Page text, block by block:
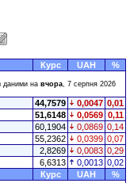
Курс UAH %
даними на вчора, 7 серпня 2026
44,7579 0,0047 0,01
51,6148 0,0569 0,11
60,1904 0,0869 0,14
55,2362 0,0399 0,07
2,8269 0,0083 0,29
6,6313 0,0013 0,02
Курс UAH %